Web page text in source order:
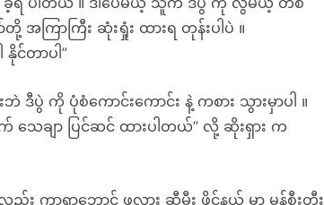
ကြာကြီး ဆုံးရှုံး ထားရ တုန်းပါပဲ ။
င်တာပါ”
ကို ပုံစံကောင်းကောင်း နဲ့ ကစား သွားမှာပါ ။
ေချာ ပြင်ဆင် ထားပါတယ်” လို့ ဆိုးရှား က
ကာရာဘောင် ဖလား ဆီမီး ဖိုင်နယ် မှာ မန်စီးတီး